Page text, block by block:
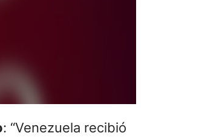
: “Venezuela recibió